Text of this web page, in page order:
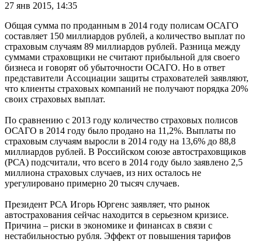
27 янв 2015, 14:35
Общая сумма по проданным в 2014 году полисам ОСАГО
составляет 150 миллиардов рублей, а количество выплат по
страховым случаям 89 миллиардов рублей. Разница между
суммами страховщики не считают прибыльной для своего
бизнеса и говорят об убыточности ОСАГО. Но в ответ
представители Ассоциации защиты страхователей заявляют,
что клиенты страховых компаний не получают порядка 20%
своих страховых выплат.
По сравнению с 2013 году количество страховых полисов
ОСАГО в 2014 году было продано на 11,2%. Выплаты по
страховым случаям выросли в 2014 году на 13,6% до 88,8
миллиардов рублей. В Российском союзе автостраховщиков
(РСА) подсчитали, что всего в 2014 году было заявлено 2,5
миллиона страховых случаев, из них осталось не
урегулировано примерно 20 тысяч случаев.
Президент РСА Игорь Юргенс заявляет, что рынок
автострахования сейчас находится в серьезном кризисе.
Причина – риски в экономике и финансах в связи с
нестабильностью рубля. Эффект от повышения тарифов